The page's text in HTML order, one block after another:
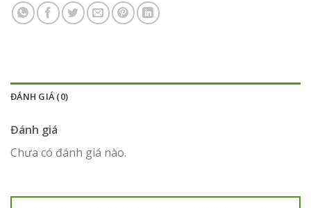
ĐÁNH GIÁ (0)
Đánh giá
Chưa có đánh giá nào.